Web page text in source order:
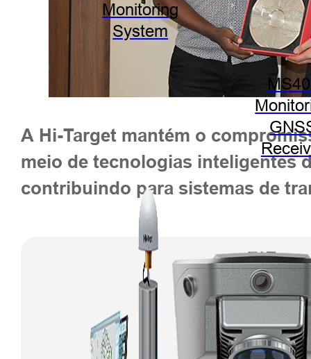
Monitoring
System
A Hi-Target mantém o
meio de tecnologias inteligentes
contribuindo para sistemas de